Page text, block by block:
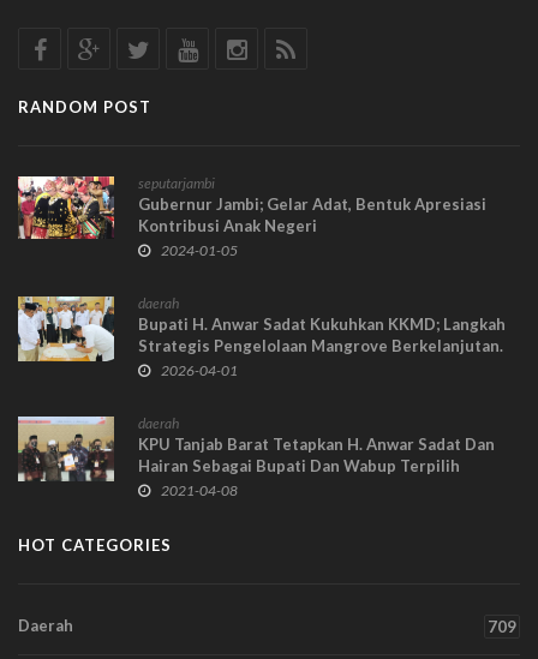
RANDOM POST
seputarjambi
Gubernur Jambi; Gelar Adat, Bentuk Apresiasi
Kontribusi Anak Negeri
2024-01-05
daerah
Bupati H. Anwar Sadat Kukuhkan KKMD; Langkah
Strategis Pengelolaan Mangrove Berkelanjutan.
2026-04-01
daerah
KPU Tanjab Barat Tetapkan H. Anwar Sadat Dan
Hairan Sebagai Bupati Dan Wabup Terpilih
2021-04-08
HOT CATEGORIES
Daerah 709